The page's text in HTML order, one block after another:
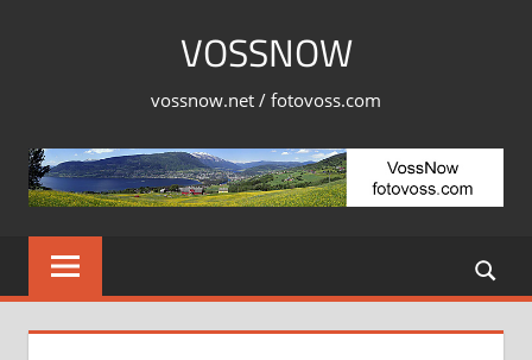
VOSSNOW
vossnow.net / fotovoss.com